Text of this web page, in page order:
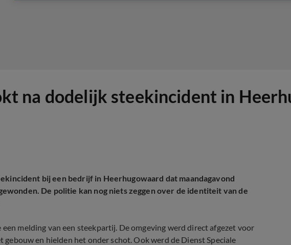
na dodelijk steekincident in
bij een bedrijf in Heerhugowaard dat maandagavond
De politie kan nog niets zeggen over de identiteit van de
melding van een steekpartij. De omgeving werd direct afgezet voor
en hielden het onder schot. Ook werd de Dienst Speciale